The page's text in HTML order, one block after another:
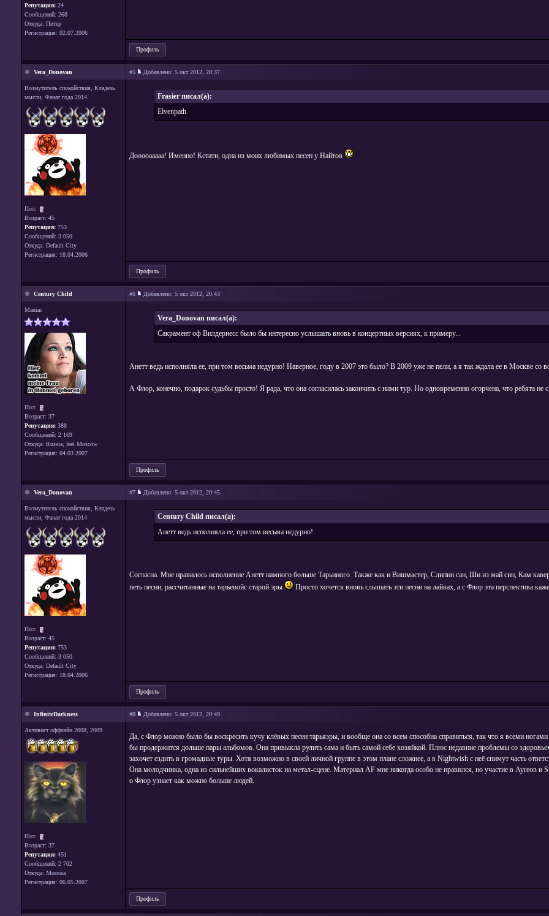
Репутация: 24
Сообщений: 268
Откуда: Питер
Регистрация: 02.07.2006
Профиль
Vera_Donovan
Возмутитель спокойствия, Кладезь
мысли, Фанат года 2014
Пол:
Возраст: 45
Репутация: 753
Сообщений: 3 050
Откуда: Default City
Регистрация: 18.04.2006
#5 Добавлено: 5 окт 2012, 20:37
Frasier писал(а):
Elvenpath
Дооооааааа! Именно! Кстати, одна из моих любимых песен у Найтов
Профиль
Century Child
Maniac
Пол:
Возраст: 37
Репутация: 388
Сообщений: 2 169
Откуда: Russia, feel Moscow
Регистрация: 04.03.2007
#6 Добавлено: 5 окт 2012, 20:43
Vera_Donovan писал(а):
Сакрамент оф Вилдернесс было бы интересно услышать вновь в концертных версиях, к примеру...
Анетт ведь исполняла ее, при том весьма недурно! Наверное, году в 2007 это было? В 2009 уже не пели, а я так ждала ее в Москве со
А Флор, конечно, подарок судьбы просто! Я рада, что она согласилась закончить с ними тур. Но одновременно огорчена, что ребята не
Профиль
Vera_Donovan
Возмутитель спокойствия, Кладезь
мысли, Фанат года 2014
Пол:
Возраст: 45
Репутация: 753
Сообщений: 3 050
Откуда: Default City
Регистрация: 18.04.2006
#7 Добавлено: 5 окт 2012, 20:45
Century Child писал(а):
Анетт ведь исполняла ее, при том весьма недурно!
Согласна. Мне нравилось исполнение Анетт намного больше Тарьиного. Также как и Вишмастер, Слипин сан, Ши из май син, Кам
петь песни, рассчитанные на тарьевойс старой эры.
Просто хочется вновь слышать эти песни на лайвах, а с Флор эта перспектива
Профиль
InfiniteDarkness
Активист оффлайн 2008, 2009
Пол:
Возраст: 37
Репутация: 451
Сообщений: 2 702
Откуда: Москва
Регистрация: 06.05.2007
#8 Добавлено: 5 окт 2012, 20:49
Да, с Флор можно было бы воскресить кучу клёвых песен тарьяэры, и вообще она со всем способна справиться, так что я всеми
бы продержится дольше пары альбомов. Она привыкла рулить сама и быть самой себе хозяйкой. Плюс недавние проблемы со
захочет ездить в громадные туры. Хотя возможно в своей личной группе в этом плане сложнее, а в Nightwish с неё снимут часть
Она молодчинка, одна из сильнейших вокалисток на метал-сцене. Материал AF мне никогда особо не нравился, но участие в Ayreon и
о Флор узнает как можно больше людей.
Профиль